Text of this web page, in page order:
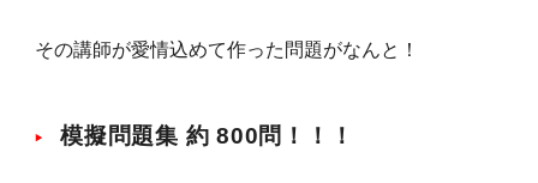
その講師が愛情込めて作った問題がなんと！
模擬問題集 約 800問！！！